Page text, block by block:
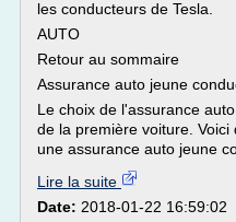
les conducteurs de Tesla.
AUTO
Retour au sommaire
Assurance auto jeune
Le choix de l'assurance
de la première voiture.
une assurance auto jeune
Lire la suite
Date: 2018-01-22 16:59:02